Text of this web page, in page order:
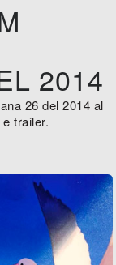
2014
26 del 2014 al
trailer.